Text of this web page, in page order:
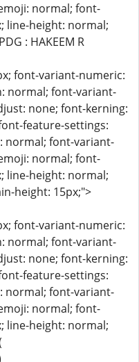
normal; font-
line-height: normal;
: HAKEEM R
font-variant-numeric:
normal; font-variant-
none; font-kerning:
feature-settings:
normal; font-variant-
normal; font-
line-height: normal;
height: 15px;">
font-variant-numeric:
normal; font-variant-
none; font-kerning:
feature-settings:
normal; font-variant-
normal; font-
line-height: normal;